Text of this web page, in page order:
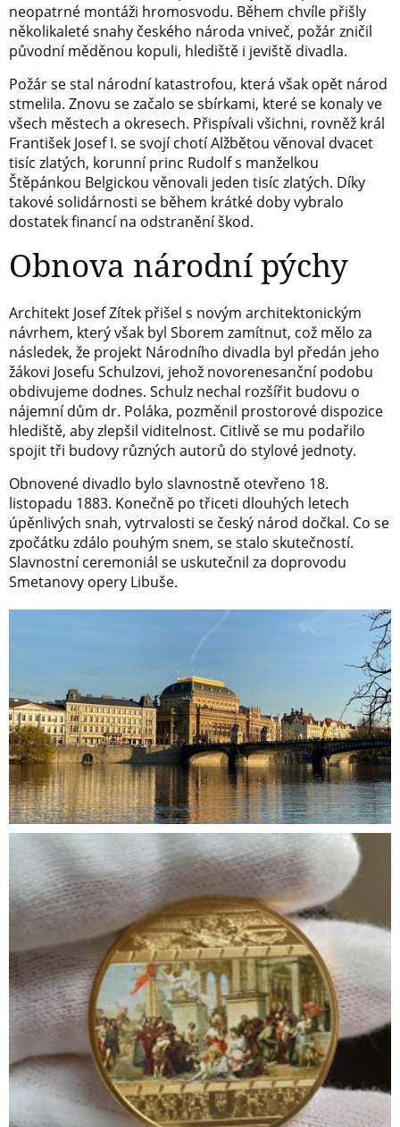
neopatrné montáži hromosvodu. Během chvíle přišly
několikaleté snahy českého národa vniveč, požár zničil
původní měděnou kopuli, hlediště i jeviště divadla.
Požár se stal národní katastrofou, která však opět národ
stmelila. Znovu se začalo se sbírkami, které se konaly ve
všech městech a okresech. Přispívali všichni, rovněž král
František Josef I. se svojí chotí Alžbětou věnoval dvacet
tisíc zlatých, korunní princ Rudolf s manželkou
Štěpánkou Belgickou věnovali jeden tisíc zlatých. Díky
takové solidárnosti se během krátké doby vybralo
dostatek financí na odstranění škod.
Obnova národní pýchy
Architekt Josef Zítek přišel s novým architektonickým
návrhem, který však byl Sborem zamítnut, což mělo za
následek, že projekt Národního divadla byl předán jeho
žákovi Josefu Schulzovi, jehož novorenesanční podobu
obdivujeme dodnes. Schulz nechal rozšířit budovu o
nájemní dům dr. Poláka, pozměnil prostorové dispozice
hlediště, aby zlepšil viditelnost. Citlivě se mu podařilo
spojit tři budovy různých autorů do stylové jednoty.
Obnovené divadlo bylo slavnostně otevřeno 18.
listopadu 1883. Konečně po třiceti dlouhých letech
úpěnlivých snah, vytrvalosti se český národ dočkal. Co se
zpočátku zdálo pouhým snem, se stalo skutečností.
Slavnostní ceremoniál se uskutečnil za doprovodu
Smetanovy opery Libuše.